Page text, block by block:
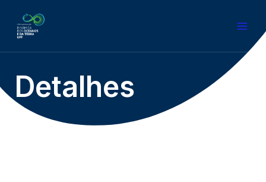
Detalhes